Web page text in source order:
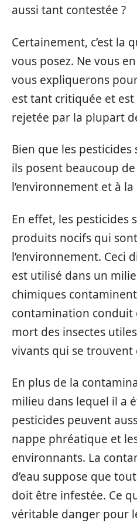
aussi tant contestée ?
Certainement, c’est la
vous posez. Ne vous
vous expliquerons
est tant critiquée et
rejetée par la plupart
Bien que les
ils posent beaucoup
l’environnement et à
En effet, les pesticides
produits nocifs qui
l’environnement. Ceci
est utilisé dans un
chimiques
contamination conduit
mort des insectes
vivants qui se trouvent
En plus de la
milieu dans lequel il a
pesticides peuvent
nappe phréatique et
environnants. La
d’eau suppose que
doit être infestée. Ce
véritable danger pour